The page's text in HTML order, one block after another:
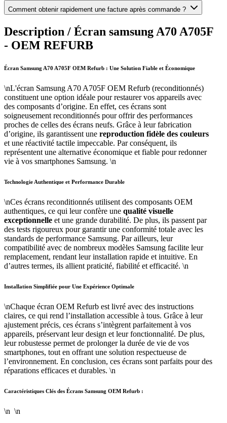
Comment obtenir rapidement une facture après commande ?
Description / Écran samsung A70 A705F
- OEM REFURB
Écran Samsung A70 A705F OEM Refurb : Une Solution Fiable et Économique
\nL'écran Samsung A70 A705F OEM Refurb (reconditionnés)
constituent une option idéale pour restaurer vos appareils avec
des composants d’origine. En effet, ces écrans sont
soigneusement reconditionnés pour offrir des performances
proches de celles des écrans neufs. Grâce à leur fabrication
d’origine, ils garantissent une reproduction fidèle des couleurs
et une réactivité tactile impeccable. Par conséquent, ils
représentent une alternative économique et fiable pour redonner
vie à vos smartphones Samsung. \n
Technologie Authentique et Performance Durable
\nCes écrans reconditionnés utilisent des composants OEM
authentiques, ce qui leur confère une qualité visuelle
exceptionnelle et une grande durabilité. De plus, ils passent par
des tests rigoureux pour garantir une conformité totale avec les
standards de performance Samsung. Par ailleurs, leur
compatibilité avec de nombreux modèles Samsung facilite leur
remplacement, rendant leur installation rapide et intuitive. En
d’autres termes, ils allient praticité, fiabilité et efficacité. \n
Installation Simplifiée pour Une Expérience Optimale
\nChaque écran OEM Refurb est livré avec des instructions
claires, ce qui rend l’installation accessible à tous. Grâce à leur
ajustement précis, ces écrans s’intègrent parfaitement à vos
appareils, préservant leur design et leur fonctionnalité. De plus,
leur robustesse permet de prolonger la durée de vie de vos
smartphones, tout en offrant une solution respectueuse de
l’environnement. En conclusion, ces écrans sont parfaits pour des
réparations efficaces et durables. \n
Caractéristiques Clés des Écrans Samsung OEM Refurb :
\n \n